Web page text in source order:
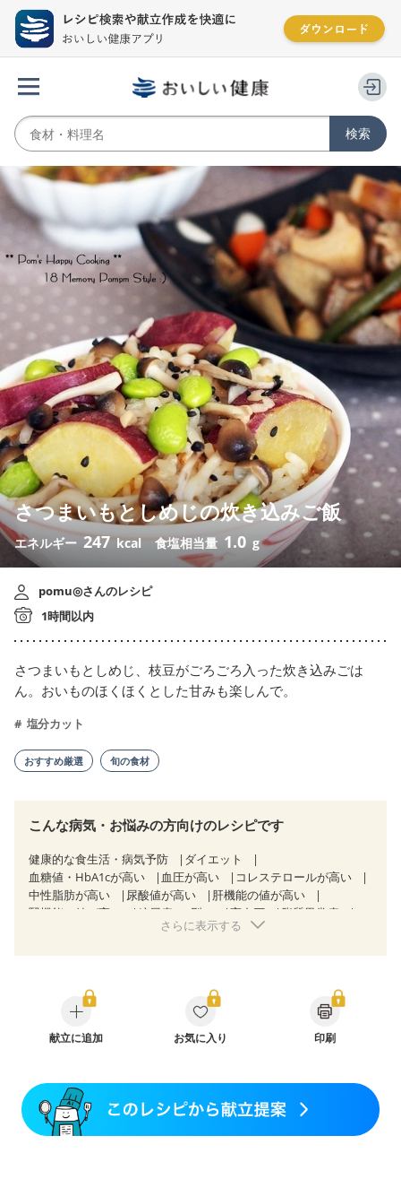
さつまいもとしめじの炊き込みご飯
エネルギー 247 kcal 食塩相当量 1.0 g
pomu◎さんのレシピ
1時間以内
さつまいもとしめじ、枝豆がごろごろ入った炊き込みごは
ん。おいものほくほくとした甘みも楽しんで。
塩分カット
おすすめ厳選 旬の食材
こんな病気・お悩みの方向けのレシピです
健康的な食生活・病気予防
ダイエット
血糖値・HbA1cが高い
血圧が高い
コレステロールが高い
中性脂肪が高い
尿酸値が高い
肝機能の値が高い
腎機能の値が高い
糖尿病（2型） 高血圧
脂質異常症
狭心症 心筋梗塞
糖尿病性腎症（第３期）
CKD（ステージ１）
CKD（ステージ２）
CKD（ステージ３a）
乳がん（抗がん剤治療中）
乳がん（ホルモン療法中）
妊娠中(初期)
妊婦健診・血圧が気になる（初期）
妊婦健診・血糖値が気になる（初期）
さらに表示する
献立に追加 お気に入り 印刷